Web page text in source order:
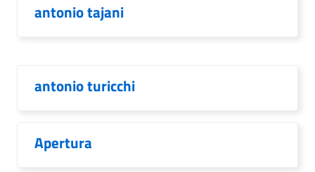
antonio tajani
antonio turicchi
Apertura